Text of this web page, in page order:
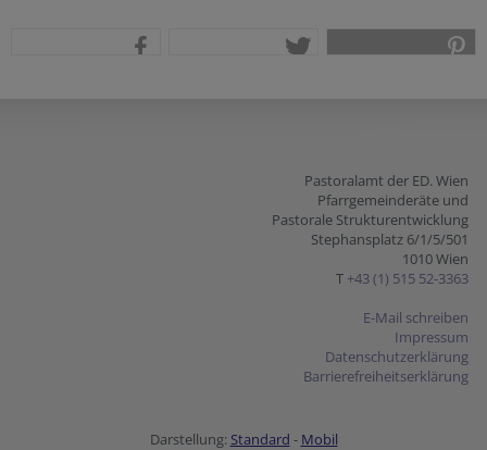
Pastoralamt der ED. Wien
Pfarrgemeinderäte und
Pastorale Strukturentwicklung
Stephansplatz 6/1/5/501
1010 Wien
T +43 (1) 515 52-3363
E-Mail schreiben
Impressum
Datenschutzerklärung
Barrierefreiheitserklärung
Darstellung: Standard - Mobil